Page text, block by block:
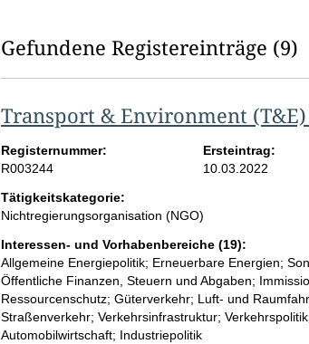
Gefundene Registereinträge (9)
Transport & Environment
Registernummer:
R003244
Ersteintrag:
10.03.2022
Tätigkeitskategorie:
Nichtregierungsorganisation (NGO)
Interessen- und Vorhabenbereiche (19):
Allgemeine Energiepolitik; Erneuerbare Energien;
Öffentliche Finanzen, Steuern und Abgaben;
Ressourcenschutz; Güterverkehr; Luft- und
Straßenverkehr; Verkehrsinfrastruktur;
Automobilwirtschaft; Industriepolitik